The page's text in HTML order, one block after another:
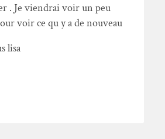
. Je viendrai voir un peu
voir ce qu y a de nouveau
lisa